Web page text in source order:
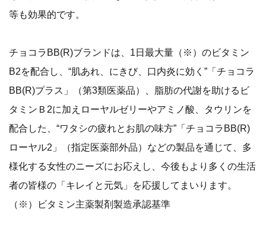
等も効果的です。
チョコラBB(R)ブランドは、1日最大量（※）のビタミン
B2を配合し、“肌あれ、にきび、口内炎に効く”「チョコラ
BB(R)プラス」（第3類医薬品）、脂肪の代謝を助けるビ
タミンＢ2に加えローヤルゼリーやアミノ酸、タウリンを
配合した、“ワタシの疲れとお肌の味方”「チョコラBB(R)
ローヤル2」（指定医薬部外品）などの製品を通じて、多
様化する女性のニーズにお応えし、今後もより多くの生活
者の皆様の「キレイと元気」を応援してまいります。
（※）ビタミン主薬製剤製造承認基準